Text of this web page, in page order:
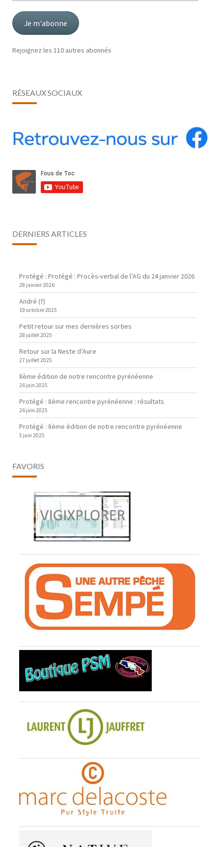
mail
Je m'abonne
Rejoignez les 110 autres abonnés
RÉSEAUX SOCIAUX
DERNIERS ARTICLES
Protégé : Protégé : Procès-verbal de l’AG du 24 janvier 2026
28 janvier 2026
André (†)
19 octobre 2025
Petit retour sur mes dernières sorties
28 juillet 2025
Retour sur la Neste d’Aure
27 juillet 2025
8ème édition de notre rencontre pyrénéenne
26 juin 2025
Protégé : 8ème rencontre pyrénéenne : résultats
26 juin 2025
Protégé : 8ème édition de notre rencontre pyrénéenne
5 juin 2025
FAVORIS